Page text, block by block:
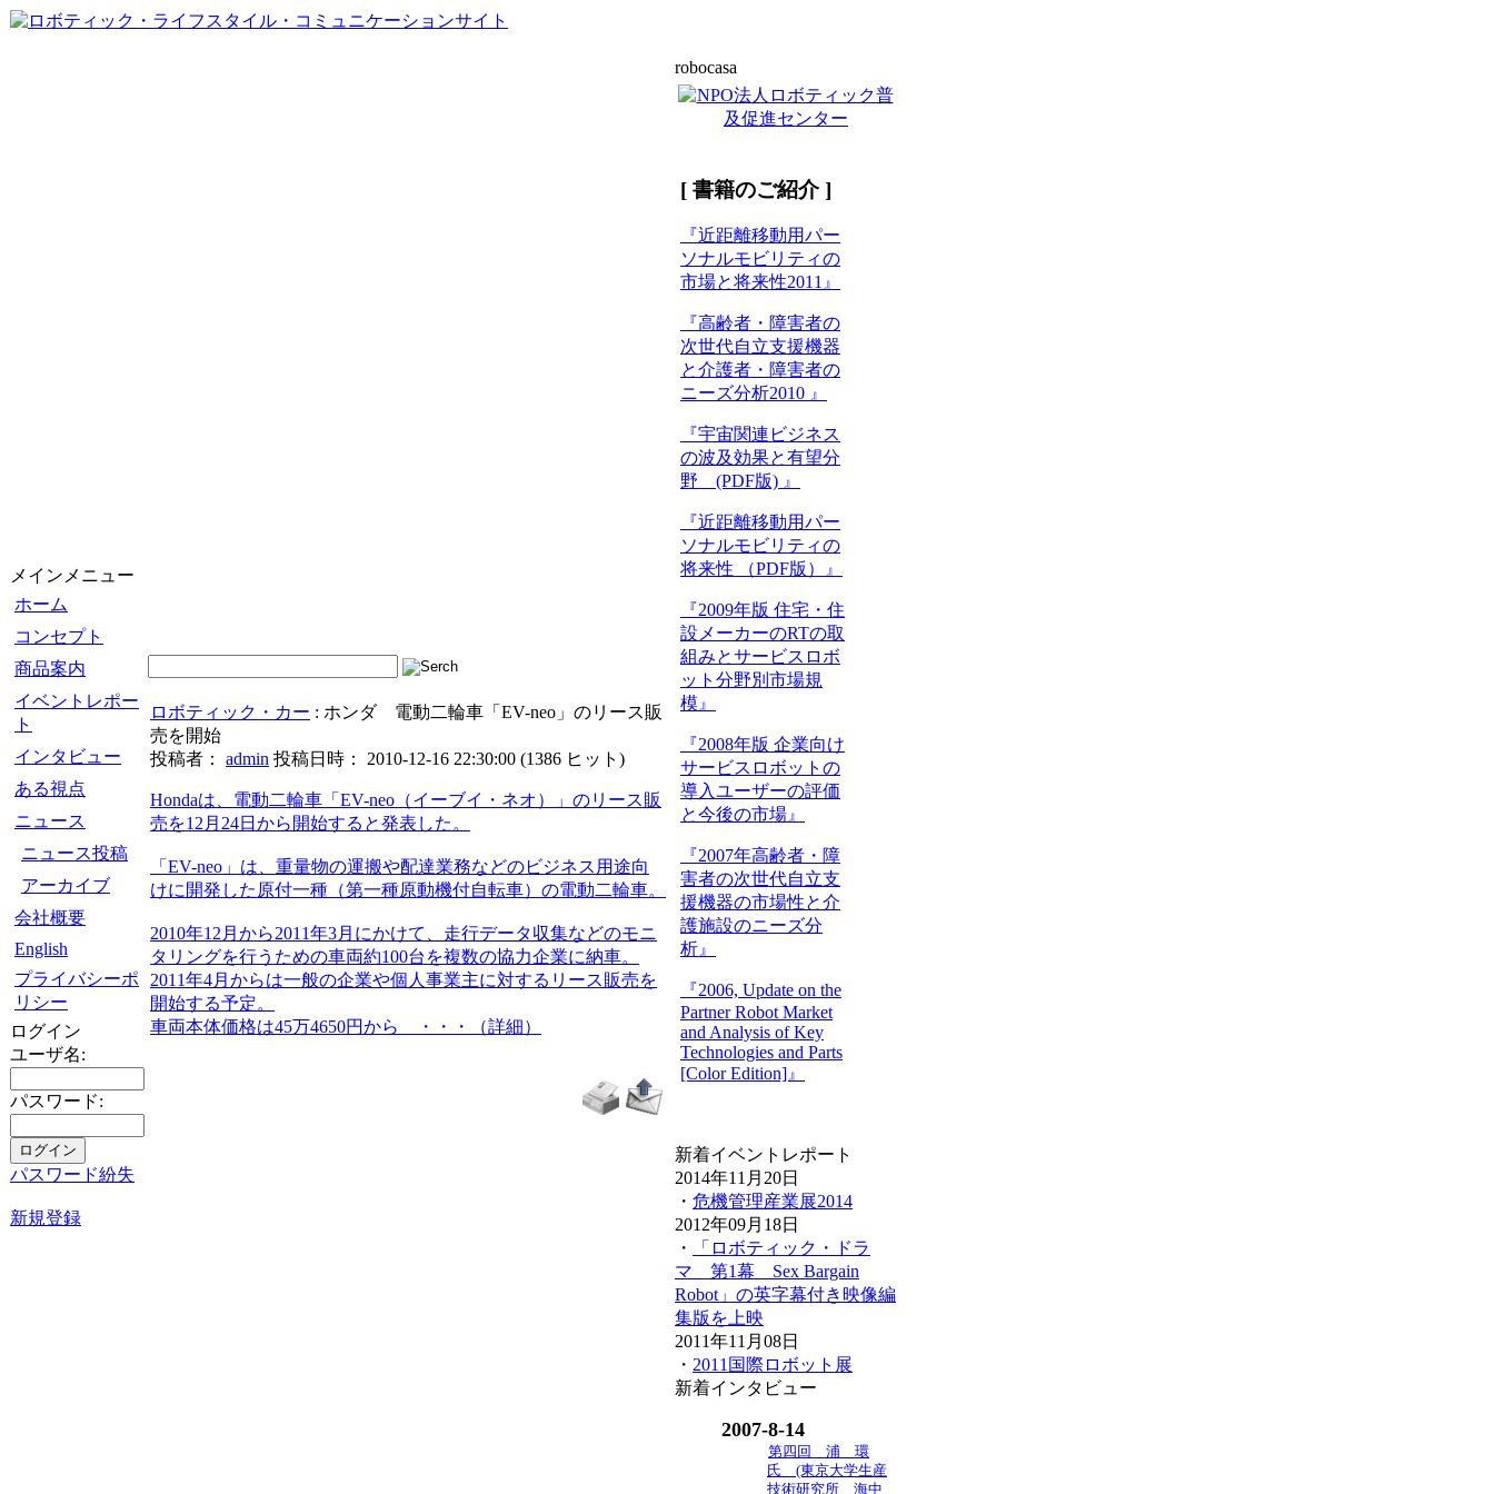
メインメニュー
ホーム
コンセプト
商品案内
イベントレポー
ト
インタビュー
ある視点
ニュース
ニュース投稿
アーカイブ
会社概要
English
プライバシーポ
リシー
ログイン
ユーザ名:
パスワード:
パスワード紛失
新規登録
ロボティック・カー : ホンダ 電動二輪車「EV-neo」のリース販
売を開始
投稿者： admin 投稿日時： 2010-12-16 22:30:00 (1386 ヒット )
Hondaは、電動二輪車「EV-neo（イーブイ・ネオ）」のリース販
売を12月24日から開始すると発表した。
「EV-neo」は、重量物の運搬や配達業務などのビジネス用途向
けに開発した原付一種（第一種原動機付自転車）の電動二輪車。
2010年12月から2011年3月にかけて、走行データ収集などのモニ
タリングを行うための車両約100台を複数の協力企業に納車。
2011年4月からは一般の企業や個人事業主に対するリース販売を
開始する予定。
車両本体価格は45万4650円から ・・・（詳細）
robocasa
[ 書籍のご紹介 ]
『近距離移動用パー
ソナルモビリティの
市場と将来性2011』
『高齢者・障害者の
次世代自立支援機器
と介護者・障害者の
ニーズ分析2010 』
『宇宙関連ビジネス
の波及効果と有望分
野 (PDF版) 』
『近距離移動用パー
ソナルモビリティの
将来性 （PDF版）』
『2009年版 住宅・住
設メーカーのRTの取
組みとサービスロボ
ット分野別市場規
模』
『2008年版 企業向け
サービスロボットの
導入ユーザーの評価
と今後の市場』
『2007年高齢者・障
害者の次世代自立支
援機器の市場性と介
護施設のニーズ分
析』
『2006, Update on the
Partner Robot Market
and Analysis of Key
Technologies and Parts
[Color Edition]』
新着イベントレポート
2014年11月20日
・ 危機管理産業展2014
2012年09月18日
・
「ロボティック・ドラ
マ 第1幕 Sex Bargain
Robot」の英字幕付き映像編
集版を上映
2011年11月08日
・ 2011国際ロボット展
新着インタビュー
2007-8-14
第四回 浦 環
氏 (東京大学生産
技術研究所 海中